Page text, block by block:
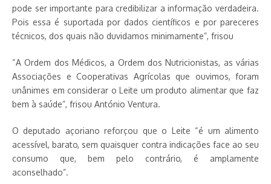
pode ser importante para credibilizar a informação verdadeira.
Pois essa é suportada por dados científicos e por pareceres
técnicos, dos quais não duvidamos minimamente”, frisou
“A Ordem dos Médicos, a Ordem dos Nutricionistas, as várias
Associações e Cooperativas Agrícolas que ouvimos, foram
unânimes em considerar o Leite um produto alimentar que faz
bem à saúde”, frisou António Ventura.
O deputado açoriano reforçou que o Leite “é um alimento
acessível, barato, sem quaisquer contra indicações face ao seu
consumo que, bem pelo contrário, é amplamente
aconselhado”.